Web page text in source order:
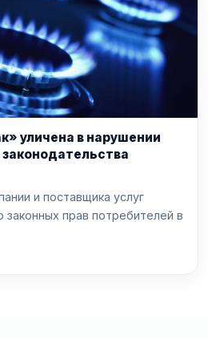
уличена в нарушении
и поставщика услуг
законных прав потребителей в